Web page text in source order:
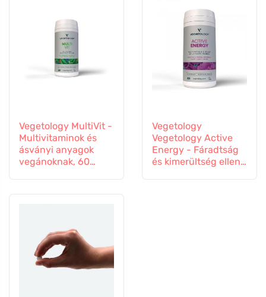
Vegetology MultiVit -
Multivitaminok és
ásványi anyagok
vegánoknak, 60
Vegetology
Vegetology Active
Energy - Fáradtság
és kimerültség ellen,